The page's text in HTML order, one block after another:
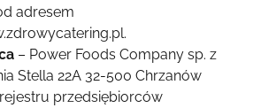
adresem
.
– Power Foods Company sp. z
Stella 22A 32-500 Chrzanów
przedsiębiorców